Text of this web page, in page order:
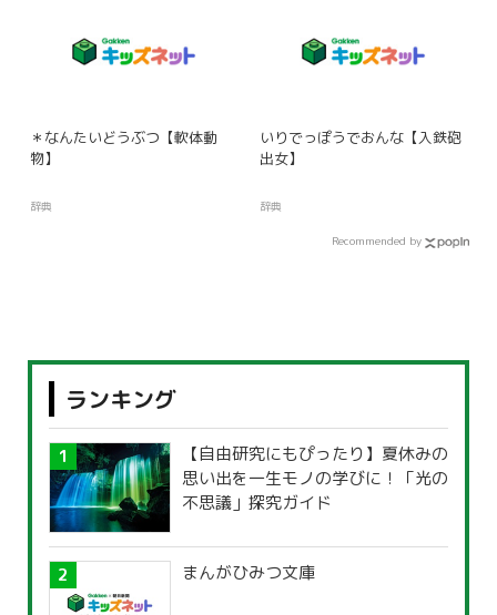
＊なんたいどうぶつ【軟体動
物】
辞典
いりでっぽうでおんな【入鉄砲
出女】
辞典
Recommended by
ランキング
【自由研究にもぴったり】夏休みの
思い出を一生モノの学びに！「光の
不思議」探究ガイド
まんがひみつ文庫